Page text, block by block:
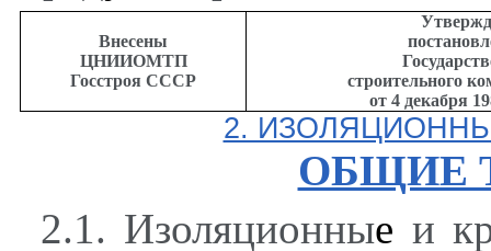
Внесены
ЦНИИОМТП
Госстроя СССР
строительного
от 4 декабря
2.
ОБЩИЕ
2.1. Изоляционные и